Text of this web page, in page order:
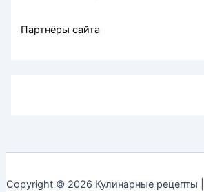
Партнёры сайта
Copyright © 2026 Кулинарные рецепты |